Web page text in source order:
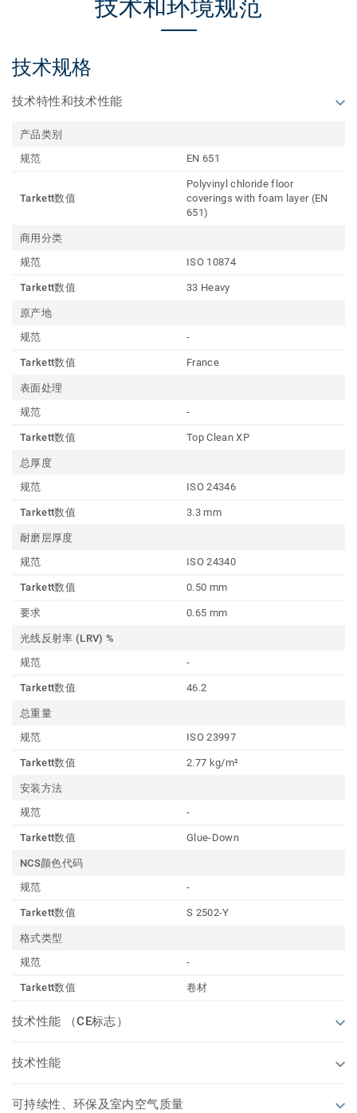
技术和环境规范
技术规格
技术特性和技术性能
产品类别
规范
EN 651
Tarkett数值
Polyvinyl chloride floor
coverings with foam layer (EN
651)
商用分类
规范
ISO 10874
Tarkett数值 33 Heavy
原产地
规范
-
Tarkett数值 France
表面处理
规范
-
Tarkett数值 Top Clean XP
总厚度
规范
ISO 24346
Tarkett数值 3.3 mm
耐磨层厚度
规范
ISO 24340
Tarkett数值 0.50 mm
要求 0.65 mm
光线反射率 (LRV) %
规范
-
Tarkett数值 46.2
总重量
规范
ISO 23997
Tarkett数值 2.77 kg/m²
安装方法
规范
-
Tarkett数值 Glue-Down
NCS颜色代码
规范
-
Tarkett数值 S 2502-Y
格式类型
规范
-
Tarkett数值 卷材
技术性能 （CE标志）
技术性能
可持续性、环保及室内空气质量